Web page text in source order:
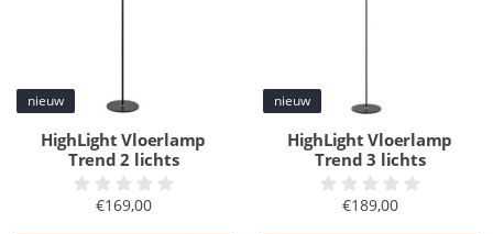
nieuw
HighLight Vloerlamp
Trend 2 lichts
€169,00
nieuw
HighLight Vloerlamp
Trend 3 lichts
€189,00